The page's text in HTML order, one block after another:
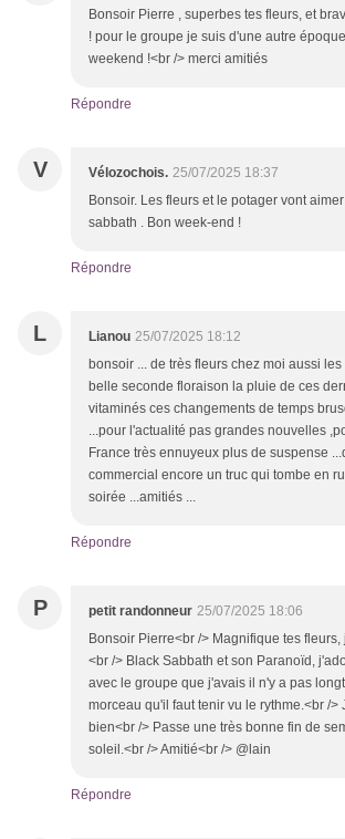
Bonsoir Pierre , superbes tes fleurs, et
! pour le groupe je suis d'une autre
weekend !<br /> merci amitiés
Répondre
V Vélozochois. 25/07/2025 18:37
Bonsoir. Les fleurs et le potager vont
sabbath . Bon week-end !
Répondre
L Lianou 25/07/2025 18:12
bonsoir ... de très fleurs chez moi aussi
belle seconde floraison la pluie de ces
vitaminés ces changements de temps
...pour l'actualité pas grandes nouvelles
France très ennuyeux plus de suspense
commercial encore un truc qui tombe en
soirée ...amitiés ...
Répondre
P petit randonneur 25/07/2025 18:06
Bonsoir Pierre<br /> Magnifique tes
<br /> Black Sabbath et son Paranoïd,
avec le groupe que j'avais il n'y a pas
morceau qu'il faut tenir vu le rythme.<br />
bien<br /> Passe une très bonne fin de
soleil.<br /> Amitié<br /> @lain
Répondre